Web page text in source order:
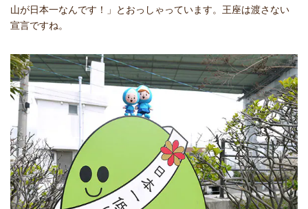
山が日本一なんです！」とおっしゃっています。王座は渡さない
宣言ですね。